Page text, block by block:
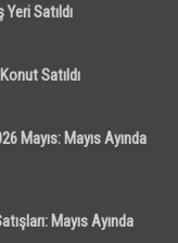
Satıldı
Satıldı
Mayıs: Mayıs Ayında
Mayıs Ayında